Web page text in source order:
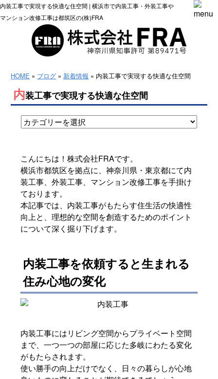
内装工事で実現する快適な住空間 | 横浜市で内装工事・外装工事や
マンション改修工事は都筑区の(株)FRA
HOME » ブログ » 新着情報 » 内装工事で実現する快適な住空間
内装工事で実現する快適な住空間
こんにちは！株式会社FRAです。
横浜市都筑区を拠点に、神奈川県・東京都にて内
装工事、外装工事、マンション改修工事を手掛け
ております。
本記事では、内装工事がもたらす住生活の快適性
向上と、理想的な空間を創造するためのポイント
について深く掘り下げます。
内装工事を依頼すると生まれる
住み心地の変化
内装工事にはリビング空間からプライベート空間
まで、一つ一つの部屋に応じた多岐にわたる変化
がもたらされます。
使い勝手の向上だけでなく、日々の暮らしが心地